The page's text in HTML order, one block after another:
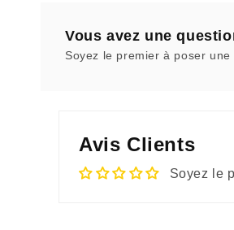
Vous avez une
Soyez le premier à poser une
Avis Clients
Soyez le